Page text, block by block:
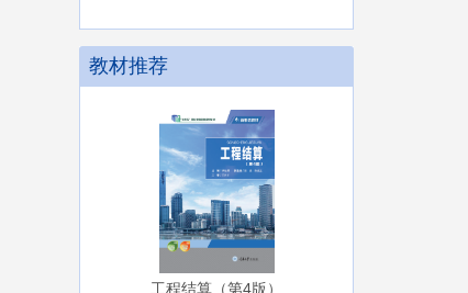
教材推荐
工程结算（第4版）